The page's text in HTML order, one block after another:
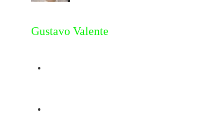
Gustavo Valente